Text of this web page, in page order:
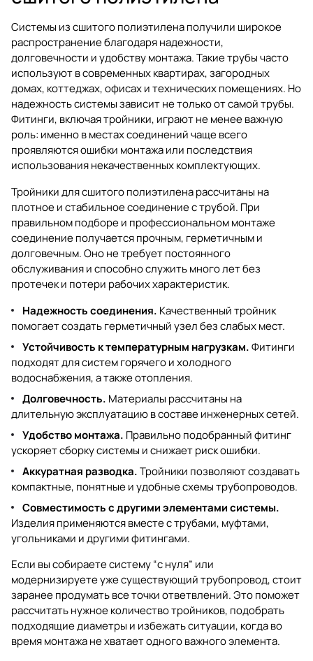
Системы из сшитого полиэтилена получили широкое
распространение благодаря надежности,
долговечности и удобству монтажа. Такие трубы часто
используют в современных квартирах, загородных
домах, коттеджах, офисах и технических помещениях. Но
надежность системы зависит не только от самой трубы.
Фитинги, включая тройники, играют не менее важную
роль: именно в местах соединений чаще всего
проявляются ошибки монтажа или последствия
использования некачественных комплектующих.
Тройники для сшитого полиэтилена рассчитаны на
плотное и стабильное соединение с трубой. При
правильном подборе и профессиональном монтаже
соединение получается прочным, герметичным и
долговечным. Оно не требует постоянного
обслуживания и способно служить много лет без
протечек и потери рабочих характеристик.
Надежность соединения. Качественный тройник
помогает создать герметичный узел без слабых мест.
Устойчивость к температурным нагрузкам.Фитинги
подходят для систем горячего и холодного
водоснабжения, а также отопления.
Долговечность. Материалы рассчитаны на
длительную эксплуатацию в составе инженерных сетей.
Удобство монтажа. Правильно подобранный фитинг
ускоряет сборку системы и снижает риск ошибки.
Аккуратная разводка.Тройники позволяют создавать
компактные, понятные и удобные схемы трубопроводов.
Совместимость с другими элементами системы.
Изделия применяются вместе с трубами, муфтами,
угольниками и другими фитингами.
Если вы собираете систему “с нуля” или
модернизируете уже существующий трубопровод, стоит
заранее продумать все точки ответвлений. Это поможет
рассчитать нужное количество тройников, подобрать
подходящие диаметры и избежать ситуации, когда во
время монтажа не хватает одного важного элемента.